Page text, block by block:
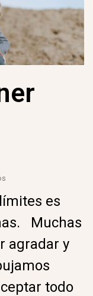
es
Muchas
agradar y
todo